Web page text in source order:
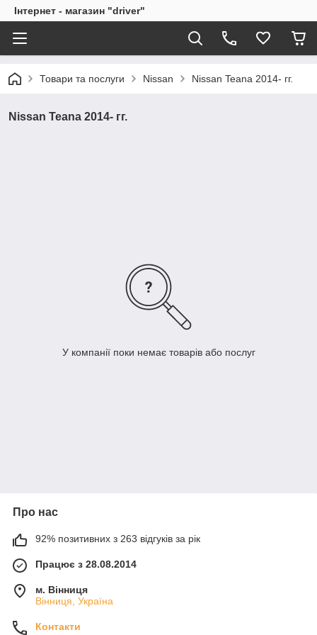
Інтернет - магазин "driver"
Товари та послуги Nissan Nissan Teana 2014- гг.
Nissan Teana 2014- гг.
У компанії поки немає товарів або послуг
Про нас
92% позитивних з 263 відгуків за рік
Працює з 28.08.2014
м. Вінниця
Вінниця, Україна
Контакти